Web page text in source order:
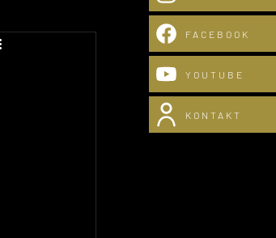
FACEBOOK
YOUTUBE
KONTAKT